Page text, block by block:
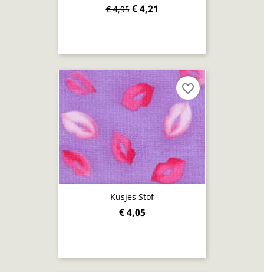
€ 4,95 € 4,21
Kusjes Stof
€ 4,05
favorite_border